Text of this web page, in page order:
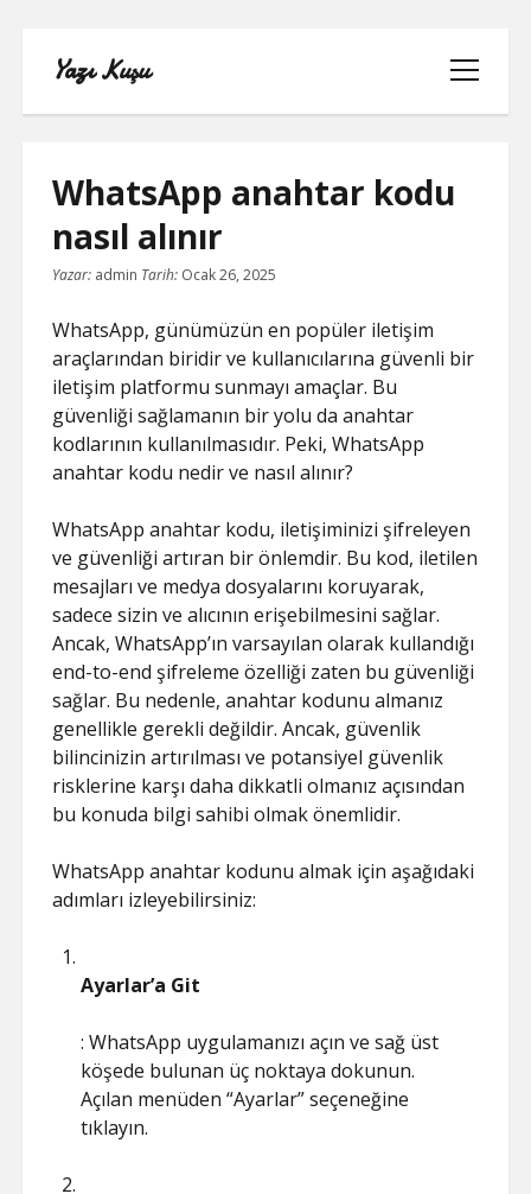
Yazı Kuşu
menüyü
aç
IGTV IZLENME YÜKSELTME PARASIZ
INSTAGRAM BOT TAKIPÇI BASMA
ÜCRETSIZ
LISTE
WhatsApp anahtar kodu
nasıl alınır
Yazar: admin Tarih: Ocak 26, 2025
WhatsApp, günümüzün en popüler iletişim
araçlarından biridir ve kullanıcılarına güvenli bir
iletişim platformu sunmayı amaçlar. Bu
güvenliği sağlamanın bir yolu da anahtar
kodlarının kullanılmasıdır. Peki, WhatsApp
anahtar kodu nedir ve nasıl alınır?
WhatsApp anahtar kodu, iletişiminizi şifreleyen
ve güvenliği artıran bir önlemdir. Bu kod, iletilen
mesajları ve medya dosyalarını koruyarak,
sadece sizin ve alıcının erişebilmesini sağlar.
Ancak, WhatsApp’ın varsayılan olarak kullandığı
end-to-end şifreleme özelliği zaten bu güvenliği
sağlar. Bu nedenle, anahtar kodunu almanız
genellikle gerekli değildir. Ancak, güvenlik
bilincinizin artırılması ve potansiyel güvenlik
risklerine karşı daha dikkatli olmanız açısından
bu konuda bilgi sahibi olmak önemlidir.
WhatsApp anahtar kodunu almak için aşağıdaki
adımları izleyebilirsiniz:
Ayarlar’a Git
: WhatsApp uygulamanızı açın ve sağ üst
köşede bulunan üç noktaya dokunun.
Açılan menüden “Ayarlar” seçeneğine
tıklayın.